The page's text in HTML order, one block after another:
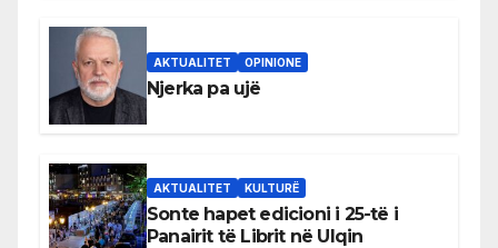
AKTUALITET OPINIONE
Njerka pa ujë
AKTUALITET KULTURË
Sonte hapet edicioni i 25-të i
Panairit të Librit në Ulqin